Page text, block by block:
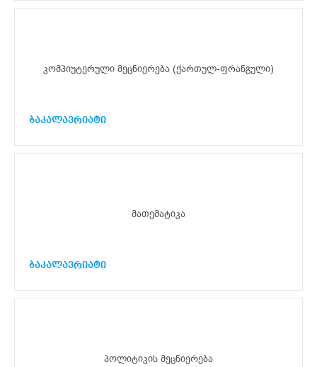
კომპიუტერული მეცნიერება (ქართულ-ფრანგული)
ბაკალავრიატი
მათემატიკა
ბაკალავრიატი
პოლიტიკის მეცნიერება